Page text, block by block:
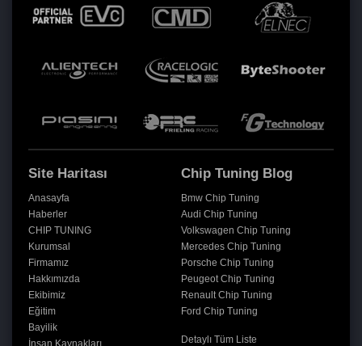
Site Haritası
Anasayfa
Haberler
CHIP TUNING
Kurumsal
Firmamız
Hakkımızda
Ekibimiz
Eğitim
Bayilik
İnsan Kaynakları
Chip Tuning Blog
Bmw Chip Tuning
Audi Chip Tuning
Volkswagen Chip Tuning
Mercedes Chip Tuning
Porsche Chip Tuning
Peugeot Chip Tuning
Renault Chip Tuning
Ford Chip Tuning
Detaylı Tüm Liste